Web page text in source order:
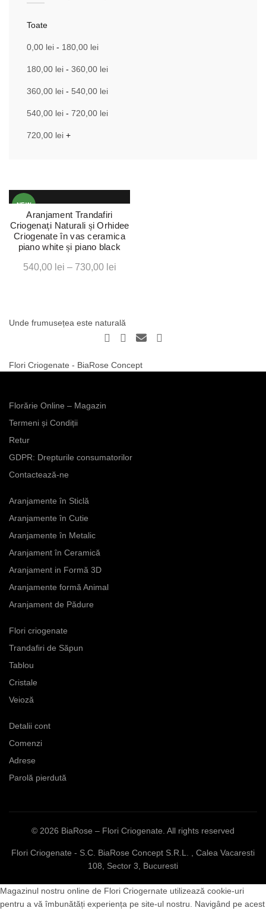
Toate
0,00 lei - 180,00 lei
180,00 lei - 360,00 lei
360,00 lei - 540,00 lei
540,00 lei - 720,00 lei
720,00 lei +
NEW
are
variații.
Opțiunile
alese
în
Aranjament Trandafiri
Criogenați Naturali și Orhidee
Criogenate în vas ceramica
piano white și piano black
540,00 lei – 730,00 leiInterval
până
la
Unde frumusețea este naturală
Flori Criogenate - BiaRose Concept
Florărie Online – Magazin
Termeni și Condiții
Retur
GDPR: Drepturile consumatorilor
Contactează-ne
Aranjamente în Sticlă
Aranjamente în Cutie
Aranjamente în Metalic
Aranjament în Ceramică
Aranjament in Formă 3D
Aranjamente formă Animal
Aranjament de Pădure
Flori criogenate
Trandafiri de Săpun
Tablou
Cristale
Veioză
Detalii cont
Comenzi
Adrese
Parolă pierdută
© 2026 BiaRose – Flori Criogenate. All rights reserved
Flori Criogenate - S.C. BiaRose Concept S.R.L. , Calea Vacaresti
108, Sector 3, Bucuresti
Magazinul nostru online de Flori Criogernate utilizează cookie-uri
pentru a vă îmbunătăți experiența pe site-ul nostru. Navigând pe acest